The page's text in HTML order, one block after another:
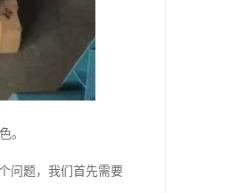
。
问题，我们首先需要